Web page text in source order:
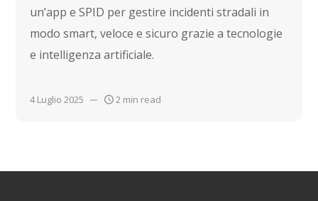
un’app e SPID per gestire incidenti stradali in
modo smart, veloce e sicuro grazie a tecnologie
e intelligenza artificiale.
4 Luglio 2025 2 min read